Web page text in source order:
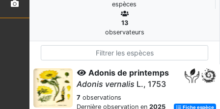
espèces
13
observateurs
Adonis de printemps
Adonis vernalis L., 1753
7 observations
Dernière observation en 2025 Fiche espèce